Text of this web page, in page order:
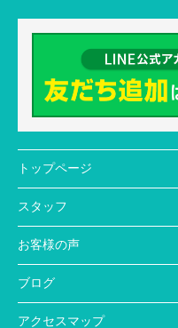
トップページ
スタッフ
お客様の声
ブログ
アクセスマップ